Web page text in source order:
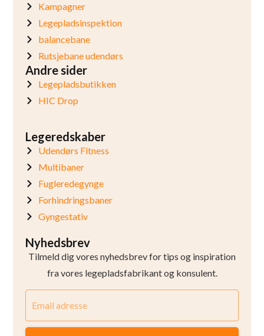
Kampagner
Legepladsinspektion
balancebane
Rutsjebane udendørs
Andre sider
Legepladsbutikken
HIC Drop
Legeredskaber
Udendørs Fitness
Multibaner
Fugleredegynge
Forhindringsbaner
Gyngestativ
Nyhedsbrev
Tilmeld dig vores nyhedsbrev for tips og inspiration
fra vores legepladsfabrikant og konsulent.